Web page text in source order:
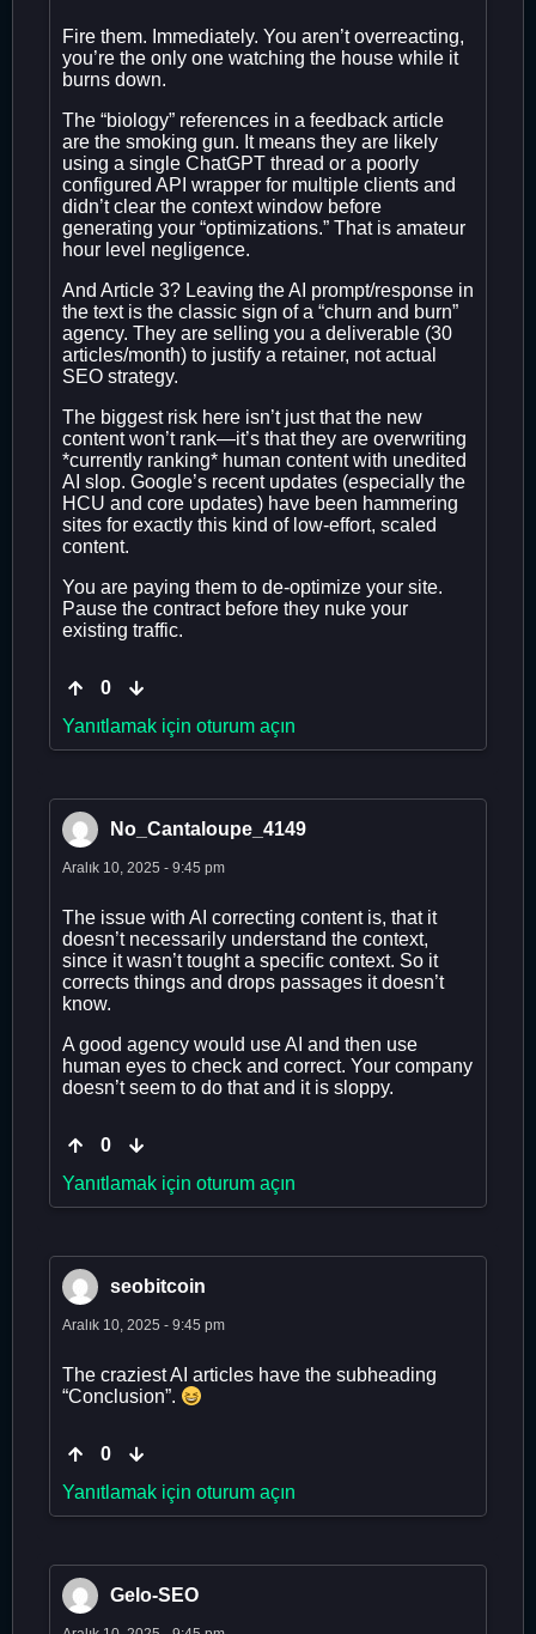
Fire them. Immediately. You aren’t overreacting,
you’re the only one watching the house while it
burns down.
The “biology” references in a feedback article
are the smoking gun. It means they are likely
using a single ChatGPT thread or a poorly
configured API wrapper for multiple clients and
didn’t clear the context window before
generating your “optimizations.” That is amateur
hour level negligence.
And Article 3? Leaving the AI prompt/response in
the text is the classic sign of a “churn and burn”
agency. They are selling you a deliverable (30
articles/month) to justify a retainer, not actual
SEO strategy.
The biggest risk here isn’t just that the new
content won’t rank—it’s that they are overwriting
*currently ranking* human content with unedited
AI slop. Google’s recent updates (especially the
HCU and core updates) have been hammering
sites for exactly this kind of low-effort, scaled
content.
You are paying them to de-optimize your site.
Pause the contract before they nuke your
existing traffic.
0
Yanıtlamak için oturum açın
No_Cantaloupe_4149
Aralık 10, 2025 - 9:45 pm
The issue with AI correcting content is, that it
doesn’t necessarily understand the context,
since it wasn’t tought a specific context. So it
corrects things and drops passages it doesn’t
know.
A good agency would use AI and then use
human eyes to check and correct. Your company
doesn’t seem to do that and it is sloppy.
0
Yanıtlamak için oturum açın
seobitcoin
Aralık 10, 2025 - 9:45 pm
The craziest AI articles have the subheading
“Conclusion”.
0
Yanıtlamak için oturum açın
Gelo-SEO